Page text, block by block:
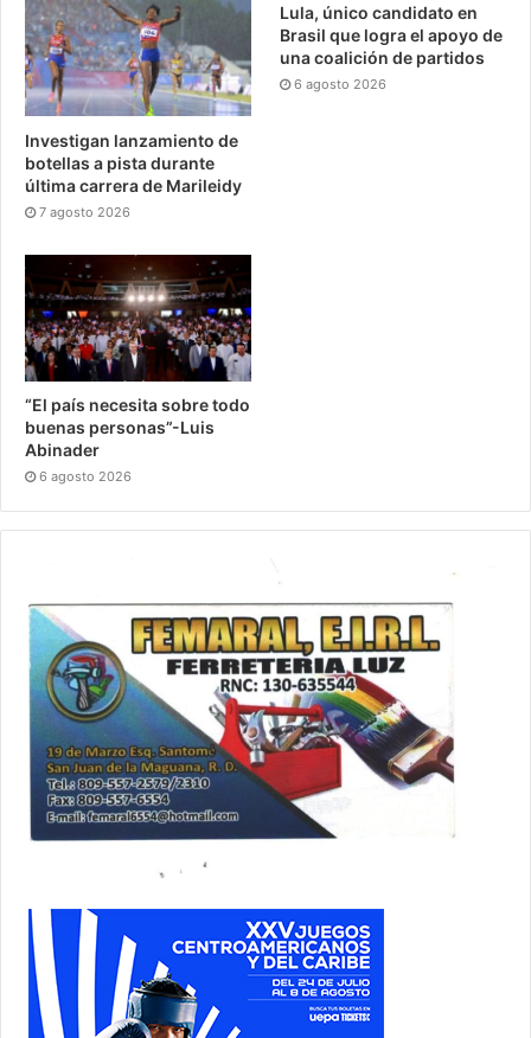
Investigan lanzamiento de
botellas a pista durante
última carrera de Marileidy
7 agosto 2026
Lula, único candidato en
Brasil que logra el apoyo de
una coalición de partidos
6 agosto 2026
“El país necesita sobre todo
buenas personas”-Luis
Abinader
6 agosto 2026